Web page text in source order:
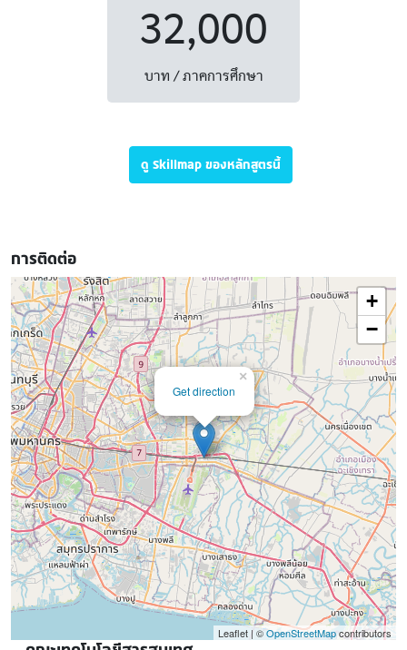
32,000
บาท / ภาคการศึกษา
ดู Skillmap ของหลักสูตรนี้
การติดต่อ
Get direction
×
+
−
Leaflet | ©OpenStreetMapcontributors